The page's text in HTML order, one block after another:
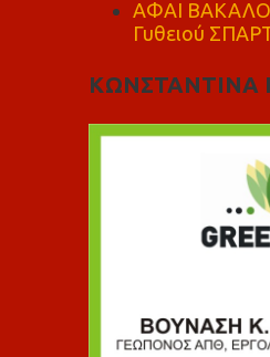
ΑΦΑΙ
Γυθειού
ΚΩΝΣΤΑΝΤΙΝΑ